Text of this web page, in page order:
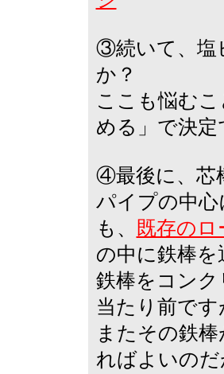
③続いて、塩
か？
ここも悩む
める」で決定
④最後に、芯
パイプの中
も、
既存のロ
の中に鉄棒
鉄棒をコン
当たり前です
またその鉄
ればよいのだ